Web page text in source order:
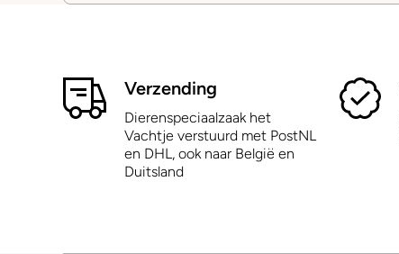
Verzending
Dierenspeciaalzaak het
Vachtje verstuurd met PostNL
en DHL, ook naar België en
Duitsland